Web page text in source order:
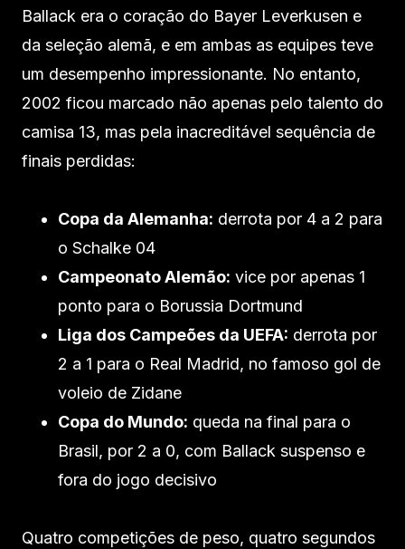
Ballack era o coração do Bayer Leverkusen e
da seleção alemã, e em ambas as equipes teve
um desempenho impressionante. No entanto,
2002 ficou marcado não apenas pelo talento do
camisa 13, mas pela inacreditável sequência de
finais perdidas:
Copa da Alemanha: derrota por 4 a 2 para
o Schalke 04
Campeonato Alemão: vice por apenas 1
ponto para o Borussia Dortmund
Liga dos Campeões da UEFA: derrota por
2 a 1 para o Real Madrid, no famoso gol de
voleio de Zidane
Copa do Mundo: queda na final para o
Brasil, por 2 a 0, com Ballack suspenso e
fora do jogo decisivo
Quatro competições de peso, quatro segundos